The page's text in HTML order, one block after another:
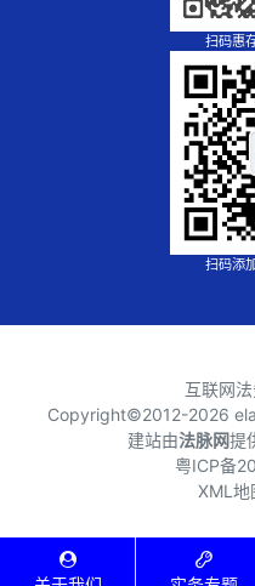
扫码惠
扫码添
互联网
Copyright©2012-2026
建站由法脉网提
粤ICP备
XML地